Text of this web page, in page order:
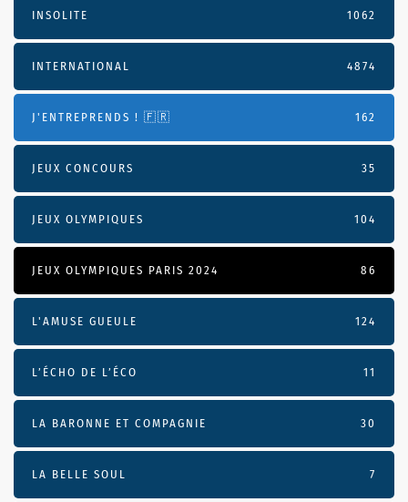
INSOLITE 1062
INTERNATIONAL 4874
J'ENTREPRENDS ! 🇫🇷 162
JEUX CONCOURS 35
JEUX OLYMPIQUES 104
JEUX OLYMPIQUES PARIS 2024 86
L'AMUSE GUEULE 124
L’ÉCHO DE L’ÉCO 11
LA BARONNE ET COMPAGNIE 30
LA BELLE SOUL 7